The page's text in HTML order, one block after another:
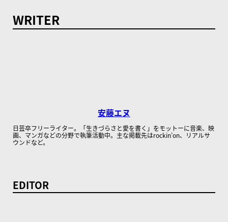
WRITER
安藤エヌ
日芸卒フリーライター。「生きづらさと愛を書く」をモットーに音楽、映
画、マンガなどの分野で執筆活動中。主な掲載先はrockin’on、リアルサ
ウンドなど。
EDITOR